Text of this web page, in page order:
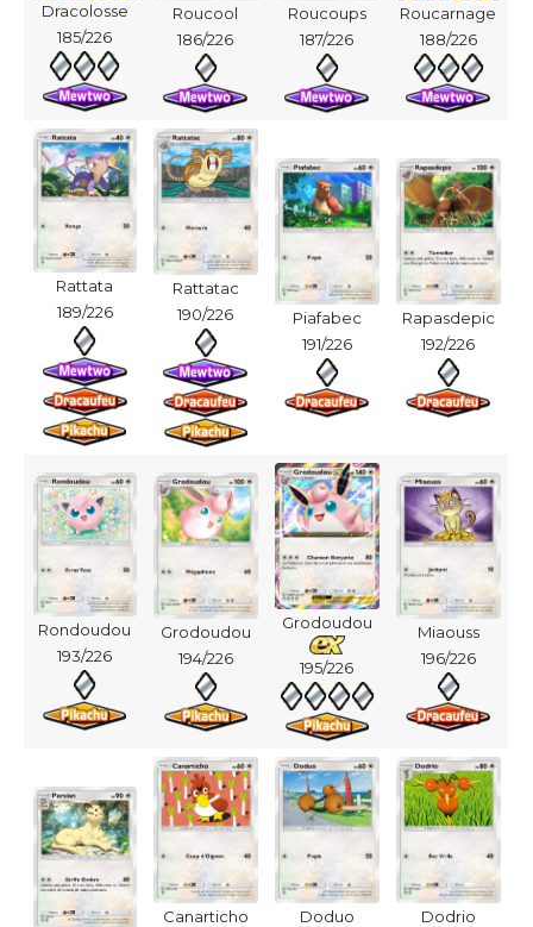
Dracolosse
185/226
Roucool
186/226
Roucoups
187/226
Roucarnage
188/226
Rattata
189/226
Rattatac
190/226
Piafabec
191/226
Rapasdepic
192/226
Rondoudou
193/226
Grodoudou
194/226
Grodoudou
195/226
Miaouss
196/226
Canarticho
Doduo
Dodrio